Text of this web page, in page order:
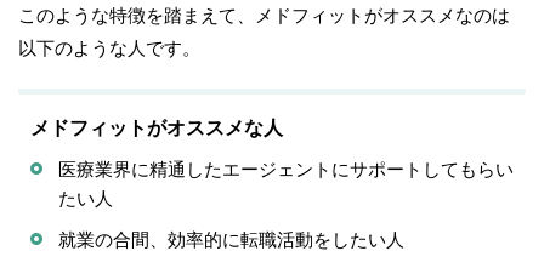
このような特徴を踏まえて、メドフィットがオススメなのは
以下のような人です。
メドフィットがオススメな人
医療業界に精通したエージェントにサポートしてもらい
たい人
就業の合間、効率的に転職活動をしたい人